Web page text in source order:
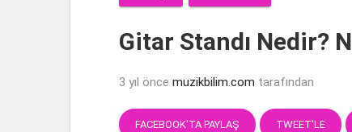
Gitar Standı Nedir?
3 yıl önce muzikbilim.com tarafından
FACEBOOK'TA PAYLAŞ TWEET'LE